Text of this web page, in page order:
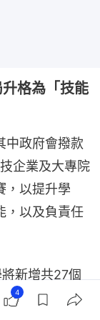
格為「技能
中政府會撥款
企業及大專院
，以提升學
，以及負責任
新增共27個
、創意產業、
4